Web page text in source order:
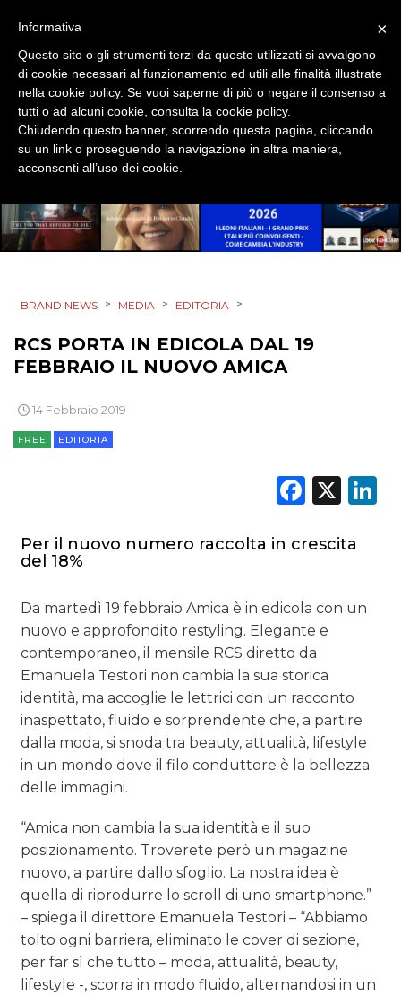
ESTERNA
RADIO / AUDIO
TV
DATI
PREVISIONI/SCENARI
NORMATIVE
TREND
BRAND NEWS > MEDIA > EDITORIA >
RCS PORTA IN EDICOLA DAL 19
FEBBRAIO IL NUOVO AMICA
14 Febbraio 2019
FREE EDITORIA
X
Per il nuovo numero raccolta in crescita
del 18%
Da martedì 19 febbraio Amica è in edicola con un
nuovo e approfondito restyling. Elegante e
contemporaneo, il mensile RCS diretto da
Emanuela Testori non cambia la sua storica
identità, ma accoglie le lettrici con un racconto
inaspettato, fluido e sorprendente che, a partire
dalla moda, si snoda tra beauty, attualità, lifestyle
in un mondo dove il filo conduttore è la bellezza
delle immagini.
“Amica non cambia la sua identità e il suo
posizionamento. Troverete però un magazine
nuovo, a partire dallo sfoglio. La nostra idea è
quella di riprodurre lo scroll di uno smartphone.”
– spiega il direttore Emanuela Testori – “Abbiamo
tolto ogni barriera, eliminato le cover di sezione,
per far sì che tutto – moda, attualità, beauty,
lifestyle -, scorra in modo fluido, alternandosi in un
×
Informativa
Questo sito o gli strumenti terzi da questo utilizzati si avvalgono
di cookie necessari al funzionamento ed utili alle finalità illustrate
nella cookie policy. Se vuoi saperne di più o negare il consenso a
tutti o ad alcuni cookie, consulta la cookie policy.
Chiudendo questo banner, scorrendo questa pagina, cliccando
su un link o proseguendo la navigazione in altra maniera,
acconsenti all’uso dei cookie.